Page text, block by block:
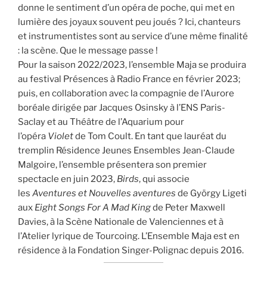
donne le sentiment d’un opéra de poche, qui met en
lumière des joyaux souvent peu joués ? Ici, chanteurs
et instrumentistes sont au service d’une même finalité
: la scène. Que le message passe !
Pour la saison 2022/2023, l’ensemble Maja se produira
au festival Présences à Radio France en février 2023;
puis, en collaboration avec la compagnie de l’Aurore
boréale dirigée par Jacques Osinsky à l’ENS Paris-
Saclay et au Théâtre de l’Aquarium pour
l’opéra Violetde Tom Coult. En tant que lauréat du
tremplin Résidence Jeunes Ensembles Jean-Claude
Malgoire, l’ensemble présentera son premier
spectacle en juin 2023, Birds, qui associe
les Aventures et Nouvelles aventures de György Ligeti
aux Eight Songs For A Mad Kingde Peter Maxwell
Davies, à la Scène Nationale de Valenciennes et à
l’Atelier lyrique de Tourcoing. L’Ensemble Maja est en
résidence à la Fondation Singer-Polignac depuis 2016.